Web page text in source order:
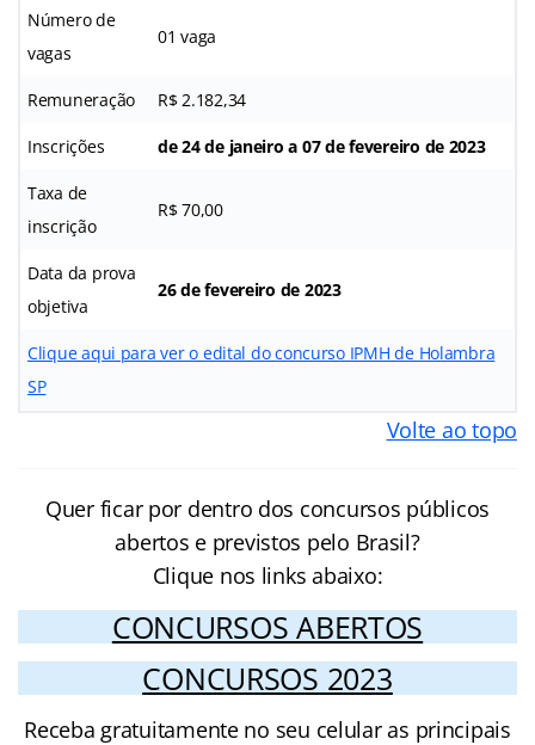
Número de
vagas
01 vaga
Remuneração R$ 2.182,34
Inscrições de 24 de janeiro a 07 de fevereiro de 2023
Taxa de
inscrição
R$ 70,00
Data da prova
objetiva
26 de fevereiro de 2023
Clique aqui para ver o edital do concurso IPMH de Holambra
SP
Volte ao topo
Quer ficar por dentro dos concursos públicos
abertos e previstos pelo Brasil?
Clique nos links abaixo:
CONCURSOS ABERTOS
CONCURSOS 2023
Receba gratuitamente no seu celular as principais